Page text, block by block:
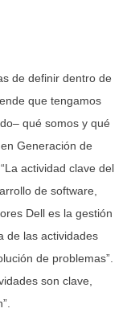
de definir dentro de
que tengamos
qué somos y qué
Generación de
actividad clave del
de software,
Dell es la gestión
de las actividades
de problemas”.
son clave,